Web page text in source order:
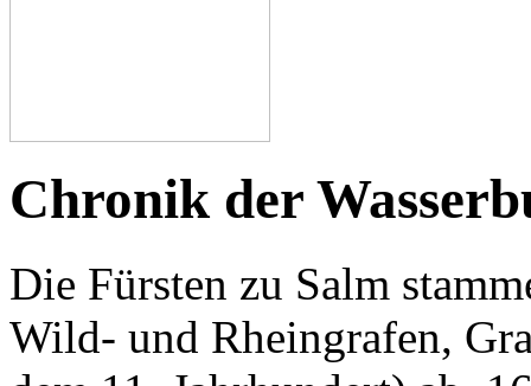
Chronik der
Die Fürsten zu Salm
Wild- und Rheingrafen,